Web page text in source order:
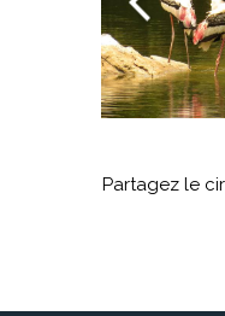
Partagez le